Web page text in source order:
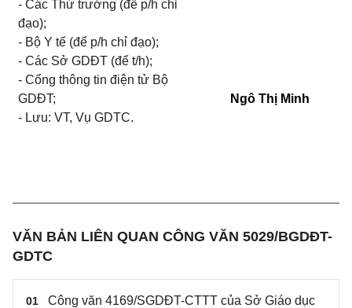
- Các Thứ trưởng (để p/h chỉ
đạo);
- Bộ Y tế (để p/h chỉ đạo);
- Các Sở GDĐT (để t/h);
- Cổng thông tin điện tử Bộ
GDĐT;
- Lưu: VT, Vụ GDTC.
Ngô Thị Minh
VĂN BẢN LIÊN QUAN CÔNG VĂN 5029/BGDĐT-
GDTC
01
Công văn 4169/SGDĐT-CTTT của Sở Giáo dục